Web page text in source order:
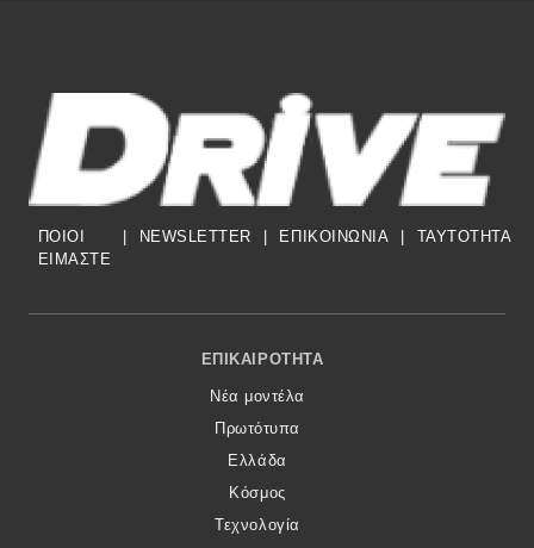
ΠΟΙΟΙ
ΕΙΜΑΣΤΕ
NEWSLETTER ΕΠΙΚΟΙΝΩΝΙΑ TAYTOTHTA
Footer Menu
ΕΠΙΚΑΙΡΌΤΗΤΑ
Νέα μοντέλα
Πρωτότυπα
Ελλάδα
Κόσμος
Τεχνολογία